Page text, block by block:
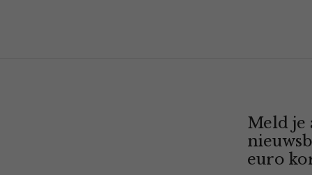
Meld je
euro